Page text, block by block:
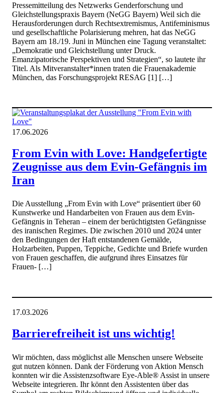
Pressemitteilung des Netzwerks Genderforschung und
Gleichstellungspraxis Bayern (NeGG Bayern) Weil sich die
Herausforderungen durch Rechtsextremismus, Antifeminismus
und gesellschaftliche Polarisierung mehren, hat das NeGG
Bayern am 18./19. Juni in München eine Tagung veranstaltet:
„Demokratie und Gleichstellung unter Druck.
Emanzipatorische Perspektiven und Strategien“, so lautete ihr
Titel. Als Mitveranstalter*innen traten die Frauenakademie
München, das Forschungsprojekt RESAG [1] […]
17.06.2026
From Evin with Love: Handgefertigte
Zeugnisse aus dem Evin-Gefängnis im
Iran
Die Ausstellung „From Evin with Love“ präsentiert über 60
Kunstwerke und Handarbeiten von Frauen aus dem Evin-
Gefängnis in Teheran – einem der berüchtigtsten Gefängnisse
des iranischen Regimes. Die zwischen 2010 und 2024 unter
den Bedingungen der Haft entstandenen Gemälde,
Holzarbeiten, Puppen, Teppiche, Gedichte und Briefe wurden
von Frauen geschaffen, die aufgrund ihres Einsatzes für
Frauen- […]
17.03.2026
Barrierefreiheit ist uns wichtig!
Wir möchten, dass möglichst alle Menschen unsere Webseite
gut nutzen können. Dank der Förderung von Aktion Mensch
konnten wir die Assistenzsoftware Eye-Able® Assist in unsere
Webseite integrieren. Ihr könnt den Assistenten über das